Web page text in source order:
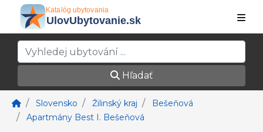
Hľadať
Slovensko Žilinský kraj
Bešeňová
Apartmány Best I. Bešeňová